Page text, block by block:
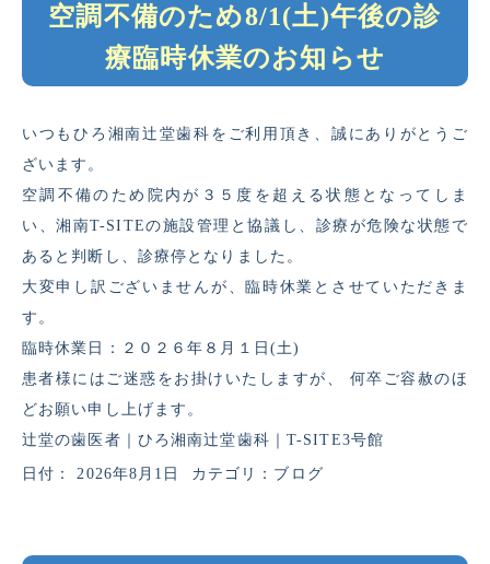
空調不備のため8/1(土)午後の診
療臨時休業のお知らせ
いつもひろ湘南辻堂歯科をご利用頂き、誠にありがとうご
ざいます。
空調不備のため院内が３５度を超える状態となってしま
い、湘南T-SITEの施設管理と協議し、診療が危険な状態で
あると判断し、診療停となりました。
大変申し訳ございませんが、臨時休業とさせていただきま
す。
臨時休業日：２０２６年８月１日(土)
患者様にはご迷惑をお掛けいたしますが、 何卒ご容赦のほ
どお願い申し上げます。
辻堂の歯医者｜ひろ湘南辻堂歯科｜T-SITE3号館
日付： 2026年8月1日 カテゴリ： ブログ